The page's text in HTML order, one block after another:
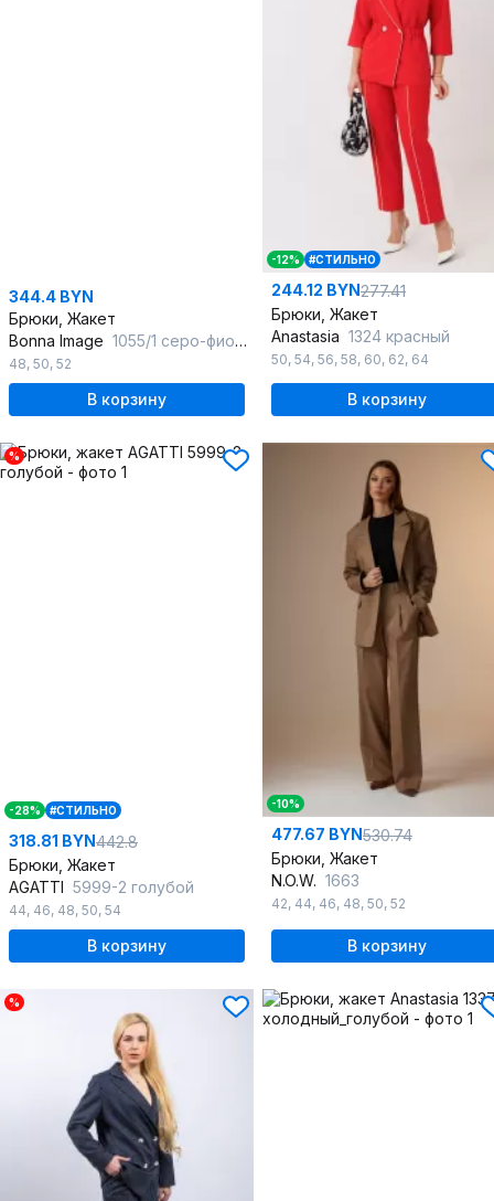
344.4 BYN
Брюки, Жакет
Bonna Image 1055/1 серо-фиолетовый
48, 50, 52
В корзину
-12% #СТИЛЬНО
244.12 BYN277.41
Брюки, Жакет
Anastasia 1324 красный
50, 54, 56, 58, 60, 62, 64
В корзину
%
-28% #СТИЛЬНО
318.81 BYN442.8
Брюки, Жакет
AGATTI 5999-2 голубой
44, 46, 48, 50, 54
В корзину
-10%
477.67 BYN530.74
Брюки, Жакет
N.O.W. 1663
42, 44, 46, 48, 50, 52
В корзину
%